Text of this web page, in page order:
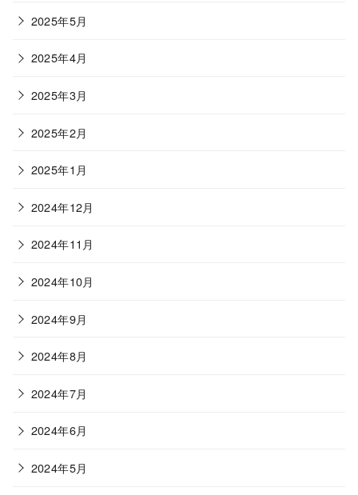
2025年5月
2025年4月
2025年3月
2025年2月
2025年1月
2024年12月
2024年11月
2024年10月
2024年9月
2024年8月
2024年7月
2024年6月
2024年5月